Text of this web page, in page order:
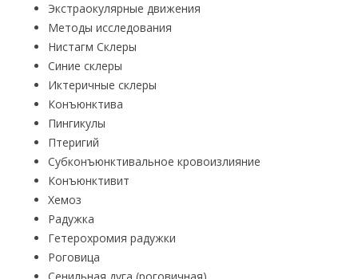
Экстраокулярные движения
Методы исследования
Нистагм Склеры
Синие склеры
Иктеричные склеры
Конъюнктива
Пингикулы
Птеригий
Субконъюнктивальное кровоизлияние
Конъюнктивит
Хемоз
Радужка
Гетерохромия радужки
Роговица